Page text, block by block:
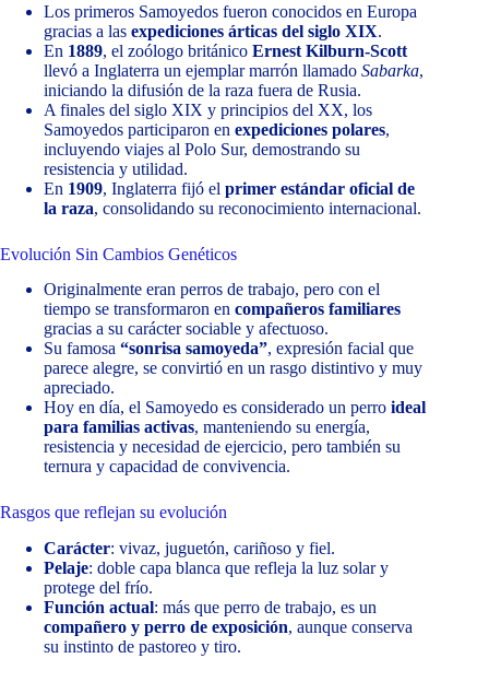
Los primeros Samoyedos fueron conocidos en Europa
gracias a las expediciones árticas del siglo XIX.
En 1889, el zoólogo británico Ernest Kilburn-Scott
llevó a Inglaterra un ejemplar marrón llamado Sabarka,
iniciando la difusión de la raza fuera de Rusia.
A finales del siglo XIX y principios del XX, los
Samoyedos participaron en expediciones polares,
incluyendo viajes al Polo Sur, demostrando su
resistencia y utilidad.
En 1909, Inglaterra fijó el primer estándar oficial de
la raza, consolidando su reconocimiento internacional.
Evolución Sin Cambios Genéticos
Originalmente eran perros de trabajo, pero con el
tiempo se transformaron en compañeros familiares
gracias a su carácter sociable y afectuoso.
Su famosa “sonrisa samoyeda”, expresión facial que
parece alegre, se convirtió en un rasgo distintivo y muy
apreciado.
Hoy en día, el Samoyedo es considerado un perro ideal
para familias activas, manteniendo su energía,
resistencia y necesidad de ejercicio, pero también su
ternura y capacidad de convivencia.
Rasgos que reflejan su evolución
Carácter: vivaz, juguetón, cariñoso y fiel.
Pelaje: doble capa blanca que refleja la luz solar y
protege del frío.
Función actual: más que perro de trabajo, es un
compañero y perro de exposición, aunque conserva
su instinto de pastoreo y tiro.